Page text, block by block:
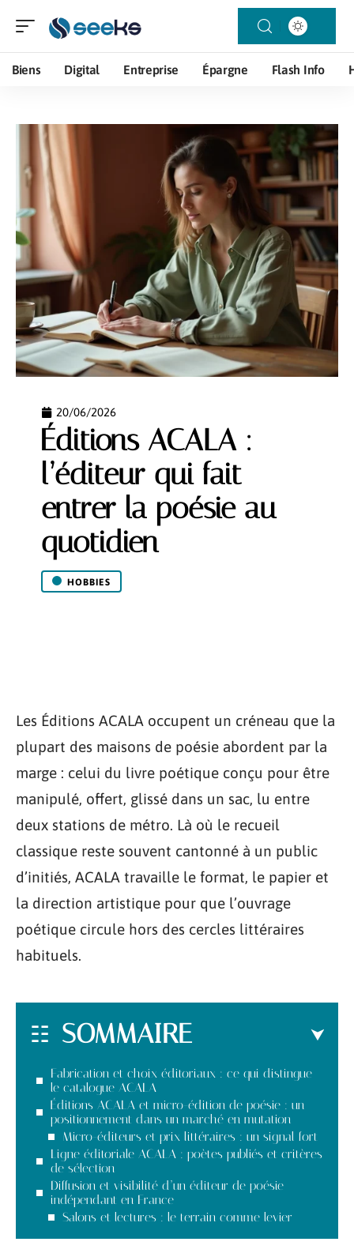
Biens Digital Entreprise Épargne Flash Info
20/06/2026
Éditions ACALA :
l’éditeur qui fait
entrer la poésie au
quotidien
HOBBIES
Les Éditions ACALA occupent un créneau que la
plupart des maisons de poésie abordent par la
marge : celui du livre poétique conçu pour être
manipulé, offert, glissé dans un sac, lu entre
deux stations de métro. Là où le recueil
classique reste souvent cantonné à un public
d’initiés, ACALA travaille le format, le papier et
la direction artistique pour que l’ouvrage
poétique circule hors des cercles littéraires
habituels.
SOMMAIRE
Fabrication et choix éditoriaux : ce qui distingue
le catalogue ACALA
Éditions ACALA et micro-édition de poésie : un
positionnement dans un marché en mutation
Micro-éditeurs et prix littéraires : un signal fort
Ligne éditoriale ACALA : poètes publiés et critères
de sélection
Diffusion et visibilité d’un éditeur de poésie
indépendant en France
Salons et lectures : le terrain comme levier